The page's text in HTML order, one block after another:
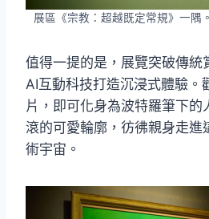
展區《宗教：超越既定常規》一隅
值得一提的是，展覽突破傳統
AI互動科技打造沉浸式體驗。
片，即可化身為波特羅筆下的
滾的可愛輪廓，彷彿親身走進
術宇宙。